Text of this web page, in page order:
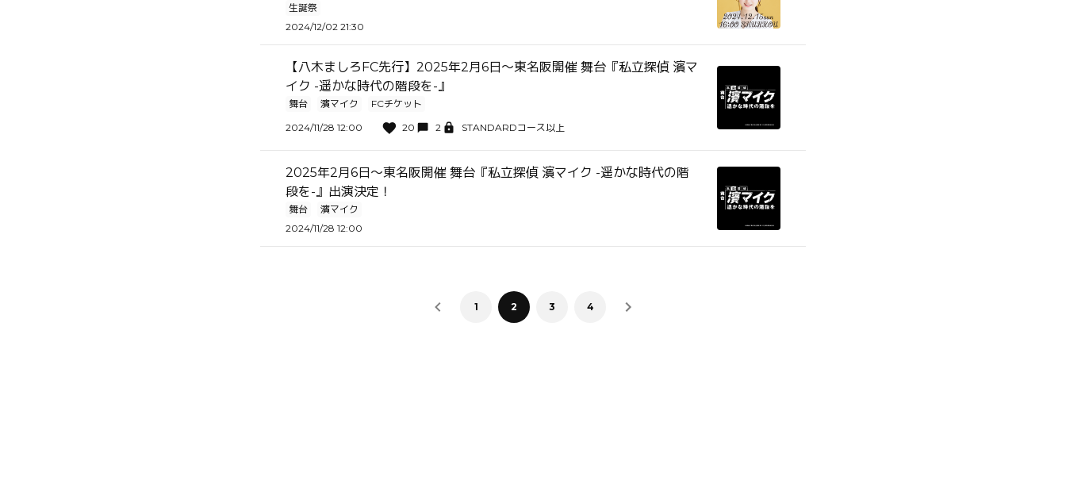
生誕祭
2024/12/02 21:30
【八木ましろFC先行】2025年2月6日〜東名阪開催 舞台『私立探偵 濱マ
イク -遥かな時代の階段を-』
舞台 濱マイク
FCチケット
2024/11/28 12:00
20 2 STANDARDコース以上
2025年2月6日〜東名阪開催 舞台『私立探偵 濱マイク -遥かな時代の階
段を-』出演決定！
舞台
濱マイク
2024/11/28 12:00
1 2 3 4